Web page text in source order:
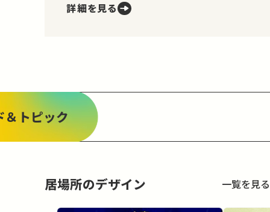
詳細を見る
＆トピック
居場所のデザイン 一覧を見る